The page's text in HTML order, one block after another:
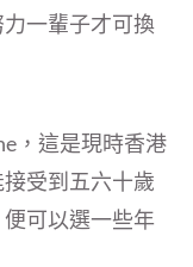
一輩子才可換
，這是現時香港
受到五六十歲
可以選一些年